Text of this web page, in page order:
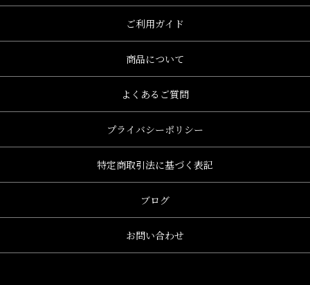
ご利用ガイド
商品について
よくあるご質問
プライバシーポリシー
特定商取引法に基づく表記
ブログ
お問い合わせ